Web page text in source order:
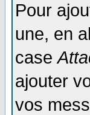
Pour
une, en
case
ajouter
vos